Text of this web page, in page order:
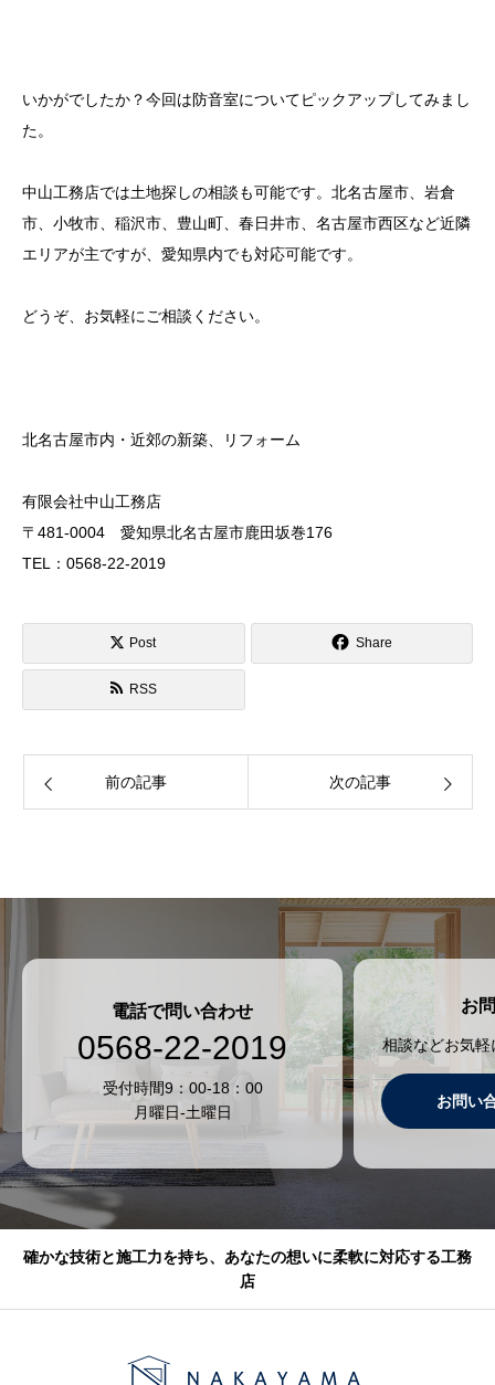
いかがでしたか？今回は防音室についてピックアップしてみまし
た。
中山工務店では土地探しの相談も可能です。北名古屋市、岩倉
市、小牧市、稲沢市、豊山町、春日井市、名古屋市西区など近隣
エリアが主ですが、愛知県内でも対応可能です。
どうぞ、お気軽にご相談ください。
北名古屋市内・近郊の新築、リフォーム
有限会社中山工務店
〒481-0004 愛知県北名古屋市鹿田坂巻176
TEL：0568-22-2019
Post Share
RSS
前の記事 次の記事
電話で問い合わせ
0568-22-2019
受付時間9：00-18：00
月曜日-土曜日
お
相談などお気
お問い
確かな技術と施工力を持ち、あなたの想いに柔軟に対応する工務
店